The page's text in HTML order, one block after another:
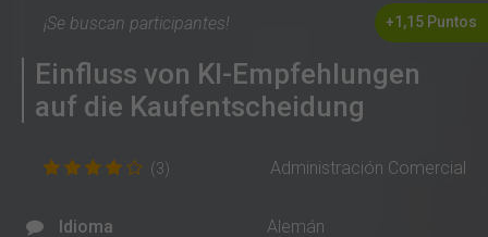
¡Se buscan participantes!
Einfluss von KI-Empfehlungen
auf die Kaufentscheidung
+1,15 Puntos
(3) Administración Comercial
Idioma Alemán